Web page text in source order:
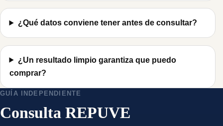
¿Qué datos conviene tener antes de consultar?
¿Un resultado limpio garantiza que puedo
comprar?
GUÍA INDEPENDIENTE
Consulta REPUVE